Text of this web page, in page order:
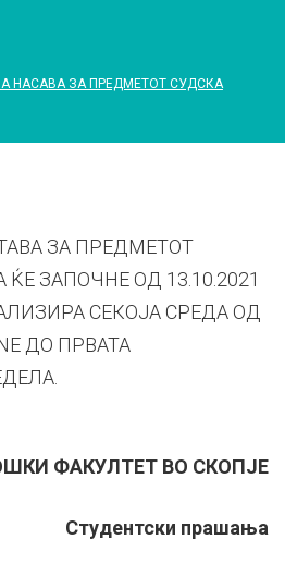
НАСАВА ЗА ПРЕДМЕТОТ СУДСКА
ЗА ПРЕДМЕТОТ
ЗАПОЧНЕ ОД 13.10.2021
СЕКОЈА СРЕДА ОД
ДО ПРВАТА
ФАКУЛТЕТ ВО СКОПЈЕ
Студентски прашања